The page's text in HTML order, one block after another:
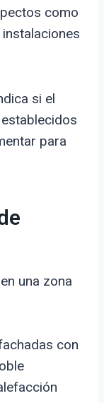
como
si el
para
una zona
con